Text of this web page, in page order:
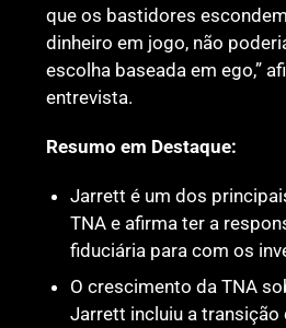
que os bastidores
dinheiro em jogo, não
escolha baseada em ego,”
entrevista.
Resumo em Destaque:
Jarrett é um dos
TNA e afirma ter a
fiduciária para com os
O crescimento da TNA
Jarrett incluiu a transição